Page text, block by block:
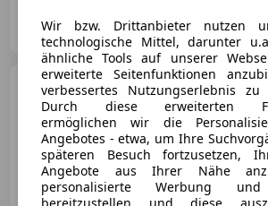
AT-6020 Innsbruck
Porsche
(992)
€ 161
Wir bzw. Drittanbieter nutzen
technologische Mittel, darunter
ähnliche Tools auf unserer
erweiterte Seitenfunktionen
verbessertes Nutzungserlebnis zu
Durch diese erweiterten
ermöglichen wir die
Angebotes - etwa, um Ihre
späteren Besuch fortzusetzen,
Angebote aus Ihrer Nähe
personalisierte Werbung und